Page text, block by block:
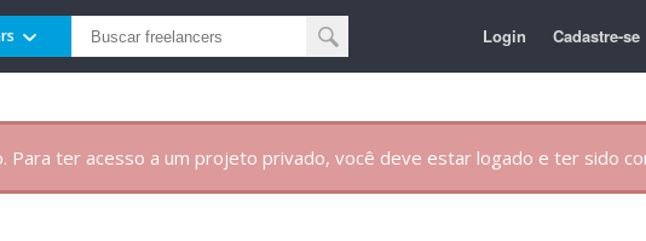
Login Cadastre-se
Para ter acesso a um projeto privado, você deve estar logado e ter sido